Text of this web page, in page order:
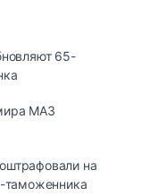
65-
МАЗ
на
таможенника